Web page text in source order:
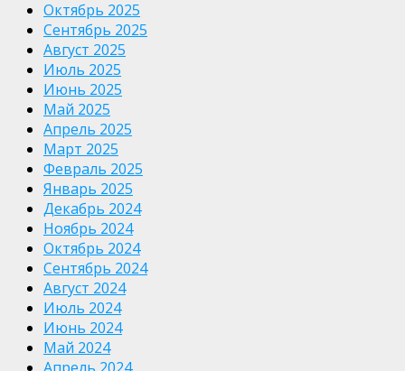
Октябрь 2025
Сентябрь 2025
Август 2025
Июль 2025
Июнь 2025
Май 2025
Апрель 2025
Март 2025
Февраль 2025
Январь 2025
Декабрь 2024
Ноябрь 2024
Октябрь 2024
Сентябрь 2024
Август 2024
Июль 2024
Июнь 2024
Май 2024